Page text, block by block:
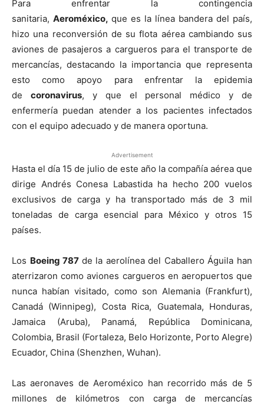
Para enfrentar la contingencia
sanitaria, Aeroméxico, que es la línea bandera del país,
hizo una reconversión de su flota aérea cambiando sus
aviones de pasajeros a cargueros para el transporte de
mercancías, destacando la importancia que representa
esto como apoyo para enfrentar la epidemia
de coronavirus, y que el personal médico y de
enfermería puedan atender a los pacientes infectados
con el equipo adecuado y de manera oportuna.
Advertisement
Hasta el día 15 de julio de este año la compañía aérea que
dirige Andrés Conesa Labastida ha hecho 200 vuelos
exclusivos de carga y ha transportado más de 3 mil
toneladas de carga esencial para México y otros 15
países.
Los Boeing 787 de la aerolínea del Caballero Águila han
aterrizaron como aviones cargueros en aeropuertos que
nunca habían visitado, como son Alemania (Frankfurt),
Canadá (Winnipeg), Costa Rica, Guatemala, Honduras,
Jamaica (Aruba), Panamá, República Dominicana,
Colombia, Brasil (Fortaleza, Belo Horizonte, Porto Alegre)
Ecuador, China (Shenzhen, Wuhan).
Las aeronaves de Aeroméxico han recorrido más de 5
millones de kilómetros con carga de mercancías